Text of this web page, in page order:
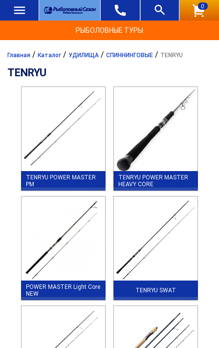
0
РЫБОЛОВНЫЕ ТУРЫ
Главная / Каталог / УДИЛИЩА / СПИННИНГОВЫЕ / TENRYU
TENRYU
TENRYU POWER MASTER
PM
TENRYU POWER MASTER
HEAVY CORE
POWER MASTER Light Core
NEW
TENRYU SWAT